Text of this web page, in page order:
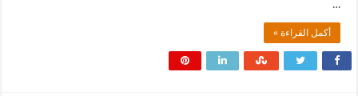
…
أكمل القراءة »